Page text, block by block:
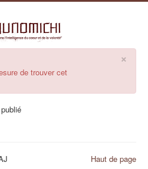
×
de trouver cet
Haut de page